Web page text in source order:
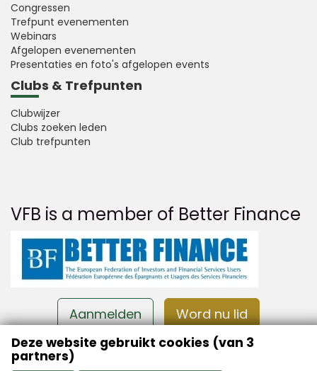
Congressen
Trefpunt evenementen
Webinars
Afgelopen evenementen
Presentaties en foto's afgelopen events
Clubs & Trefpunten
Clubwijzer
Clubs zoeken leden
Club trefpunten
VFB is a member of Better Finance
Aanmelden Word nu lid
Deze website gebruikt cookies (van 3
partners)